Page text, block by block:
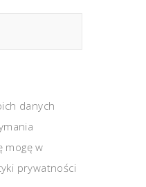
danych
mogę w
prywatności